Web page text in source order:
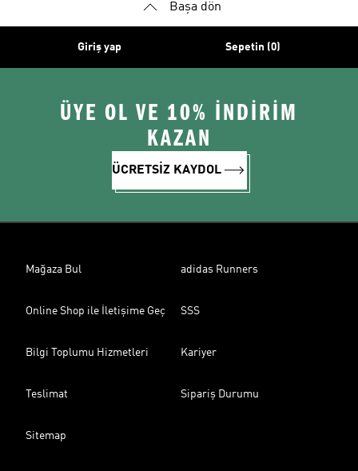
Başa dön
Giriş yap Sepetin (0)
ÜYE OL VE 10% İNDİRİM
KAZAN
ÜCRETSİZ KAYDOL
Mağaza Bul adidas Runners
Online Shop ile İletişime Geç SSS
Bilgi Toplumu Hizmetleri Kariyer
Teslimat Sipariş Durumu
Sitemap